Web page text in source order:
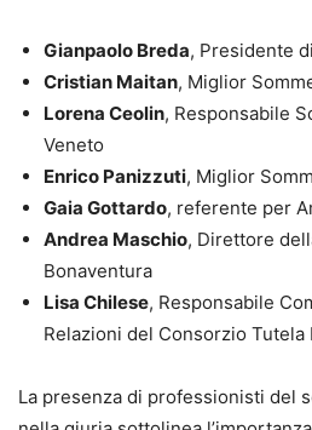
Gianpaolo Breda, Presidente
Cristian Maitan, Miglior
Lorena Ceolin, Responsabile
Veneto
Enrico Panizzuti, Miglior
Gaia Gottardo, referente per
Andrea Maschio, Direttore
Bonaventura
Lisa Chilese, Responsabile
Relazioni del Consorzio Tutela
La presenza di professionisti del